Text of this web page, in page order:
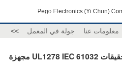
Pego Electronics (Yi Chun)
معلومات عنا جولة في المعمل >>
0 ~ 50N اختبار قوة طويلة تحقيقات UL1278 IEC 61032 مجهزة